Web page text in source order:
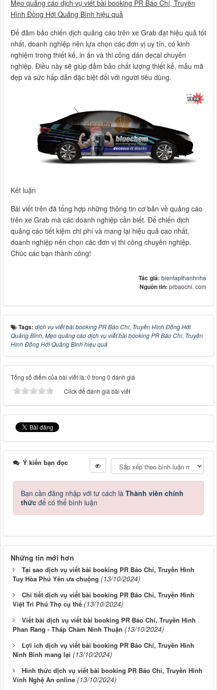
Mẹo quảng cáo dịch vụ viết bài booking PR Báo Chí, Truyền
Hình Đồng Hới Quảng Bình hiệu quả
Để đảm bảo chiến dịch quảng cáo trên xe Grab đạt hiệu quả tốt
nhất, doanh nghiệp nên lựa chọn các đơn vị uy tín, có kinh
nghiệm trong thiết kế, in ấn và thi công dán decal chuyên
nghiệp. Điều này sẽ giúp đảm bảo chất lượng thiết kế, mẫu mã
đẹp và sức hấp dẫn đặc biệt đối với người tiêu dùng.
Kết luận
Bài viết trên đã tổng hợp những thông tin cơ bản về quảng cáo
trên xe Grab mà các doanh nghiệp cần biết. Để chiến dịch
quảng cáo tiết kiệm chi phí và mang lại hiệu quả cao nhất,
doanh nghiệp nên chọn các đơn vị thi công chuyên nghiệp.
Chúc các bạn thành công!
Tác giả: bientapthanhnha
Nguồn tin: prbaochi. com
Tags: dịch vụ viết bài booking PR Báo Chí, Truyền Hình Đồng Hới
Quảng Bình, Mẹo quảng cáo dịch vụ viết bài booking PR Báo Chí, Truyền
Hình Đồng Hới Quảng Bình hiệu quả
Tổng số điểm của bài viết là: 0 trong 0 đánh giá
Click để đánh giá bài viết
Ý kiến bạn đọc
Bạn cần đăng nhập với tư cách là Thành viên chính
thức để có thể bình luận
Những tin mới hơn
Tại sao dịch vụ viết bài booking PR Báo Chí, Truyền Hình
Tuy Hòa Phú Yên ưa chuộng (13/10/2024)
Chi tiết dịch vụ viết bài booking PR Báo Chí, Truyền Hình
Việt Trì Phú Thọ cụ thể (13/10/2024)
Viết bài dịch vụ viết bài booking PR Báo Chí, Truyền Hình
Phan Rang - Tháp Chàm Ninh Thuận (13/10/2024)
Lợi ích dịch vụ viết bài booking PR Báo Chí, Truyền Hình
Ninh Bình mang lại (13/10/2024)
Hình thức dịch vụ viết bài booking PR Báo Chí, Truyền Hình
Vinh Nghệ An online (13/10/2024)